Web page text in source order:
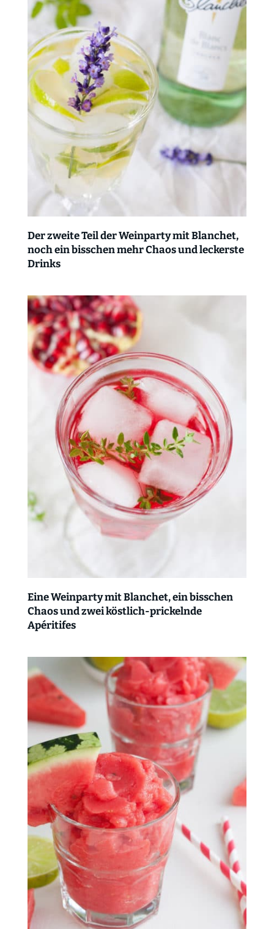
Der zweite Teil der Weinparty mit Blanchet,
noch ein bisschen mehr Chaos und leckerste
Drinks
Eine Weinparty mit Blanchet, ein bisschen
Chaos und zwei köstlich-prickelnde
Apéritifes